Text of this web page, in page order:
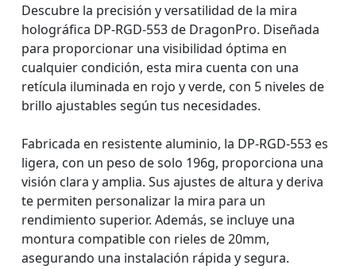
Descubre la precisión y versatilidad de la mira
holográfica DP-RGD-553 de DragonPro. Diseñada
para proporcionar una visibilidad óptima en
cualquier condición, esta mira cuenta con una
retícula iluminada en rojo y verde, con 5 niveles de
brillo ajustables según tus necesidades.
Fabricada en resistente aluminio, la DP-RGD-553 es
ligera, con un peso de solo 196g, proporciona una
visión clara y amplia. Sus ajustes de altura y deriva
te permiten personalizar la mira para un
rendimiento superior. Además, se incluye una
montura compatible con rieles de 20mm,
asegurando una instalación rápida y segura.